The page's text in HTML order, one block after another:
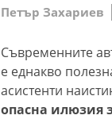
Петър Захариев
Съвременните
е еднакво
асистенти
опасна илюзия